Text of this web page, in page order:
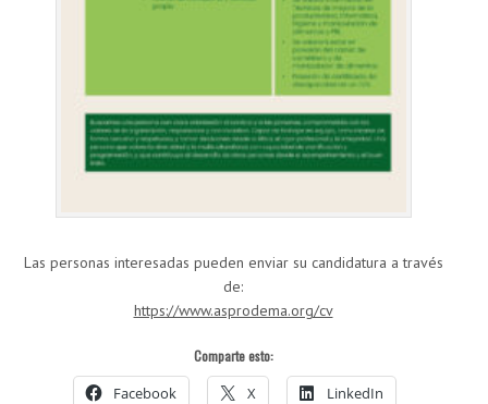
Las personas interesadas pueden enviar su candidatura a través
de:
https://www.asprodema.org/cv
Comparte esto:
Facebook X LinkedIn